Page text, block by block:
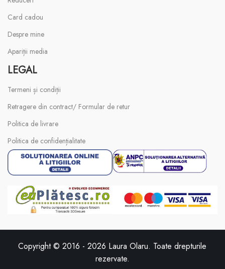
Card cadou
Despre mine
Apariții media
LEGAL
Termeni și condiții
Retragere din contract/ Formular de retur
Politica de livrare
Politica de confidențialitate
Copyright © 2016 -2026 Laura Olaru. Toate drepturile
rezervate.